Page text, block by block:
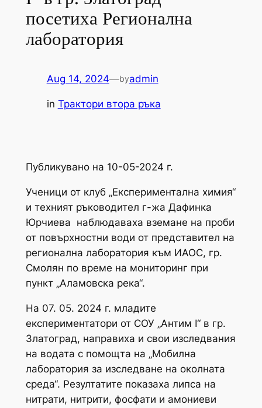
посетиха Регионална
лаборатория
Aug 14, 2024—byadmin
in Трактори втора ръка
Публикувано на 10-05-2024 г.
Ученици от клуб „Експериментална химия“
и техният ръководител г-жа Дафинка
Юрчиева наблюдаваха вземане на проби
от повърхностни води от представител на
регионална лаборатория към ИАОС, гр.
Смолян по време на мониторинг при
пункт „Аламовска река“.
На 07. 05. 2024 г. младите
експериментатори от СОУ „Антим I“ в гр.
Златоград, направиха и свои изследвания
на водата с помощта на „Мобилна
лаборатория за изследване на околната
среда“. Резултатите показаха липса на
нитрати, нитрити, фосфати и амониеви